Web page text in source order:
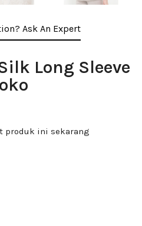
Ask An Expert
Long Sleeve
produk ini sekarang